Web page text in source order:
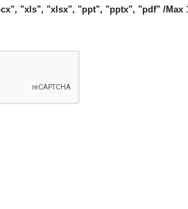
"xls", "xlsx", "ppt", "pptx", "pdf" /Max